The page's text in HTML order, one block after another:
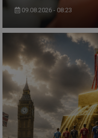
09.08.2026 - 08:23